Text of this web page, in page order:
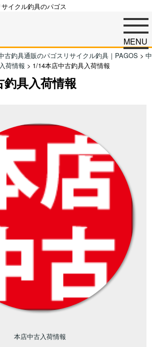
イクル釣具のパゴス
MENU
古釣具通販のパゴスリサイクル釣具｜PAGOS > 中
荷情報 > 1/14本店中古釣具入荷情報
釣具入荷情報
本店中古入荷情報